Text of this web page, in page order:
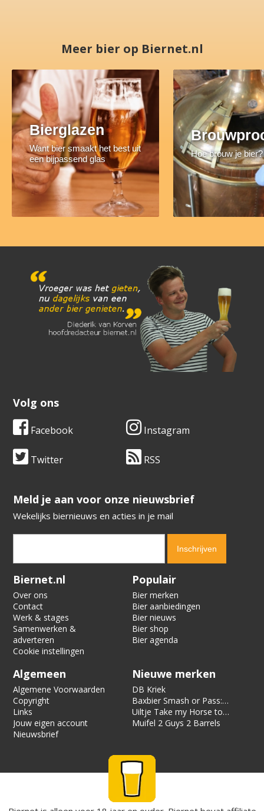
Meer bier op Biernet.nl
Bierglazen
Want bier smaakt het best uit
een bijpassend glas
Hoe brouw je bier?
Volg ons
Facebook Instagram
Twitter RSS
​​​​​​​Meld je aan voor onze nieuwsbrief
Wekelijks biernieuws en acties in je mail
Verification code:
Biernet.nl
Over ons
Contact
Werk & stages
Samenwerken &
adverteren
Cookie instellingen
Populair
Bier merken
Bier aanbiedingen
Bier nieuws
Bier shop
Bier agenda
Algemeen
Algemene Voorwaarden
Copyright
Links
Jouw eigen account
Nieuwsbrief
Nieuwe merken
DB Kriek
Baxbier Smash or Pass:
Strata
Uiltje Take my Horse to
the Hotel Room
Muifel 2 Guys 2 Barrels